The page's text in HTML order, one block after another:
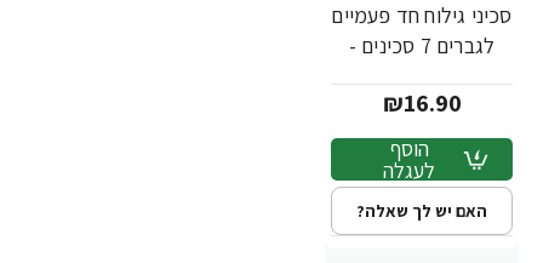
סכיני גילוח חד פעמיים
לגברים 7 סכינים -
₪16.90
הוסף
לעגלה
האם יש לך שאלה?